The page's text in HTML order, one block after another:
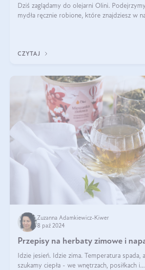
Dziś zaglądamy do olejarni Olini.
mydła ręcznie robione, które znajdziesz w
CZYTAJ
Zuzanna Adamkiewicz-Kiwer
8 paź 2024
Przepisy na herbaty zimowe i
Idzie jesień. Idzie zima. Temperatura spada,
szukamy ciepła - we wnętrzach, posiłkach